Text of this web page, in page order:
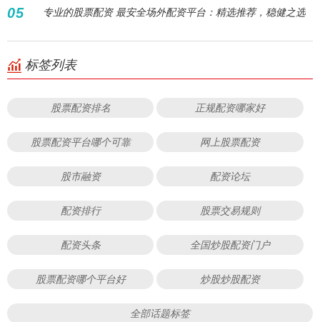
05 专业的股票配资 最安全场外配资平台：精选推荐，稳健之选
标签列表
股票配资排名 正规配资哪家好
股票配资平台哪个可靠 网上股票配资
股市融资 配资论坛
配资排行 股票交易规则
配资头条 全国炒股配资门户
股票配资哪个平台好 炒股炒股配资
全部话题标签